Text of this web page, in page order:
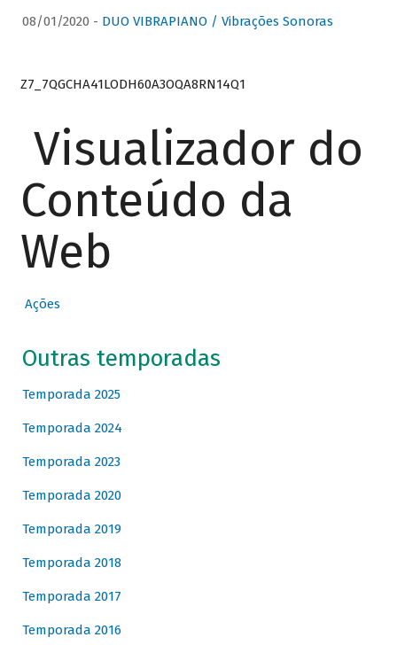
08/01/2020 - DUO VIBRAPIANO / Vibrações Sonoras
Z7_7QGCHA41LODH60A3OQA8RN14Q1
Visualizador do
Conteúdo da
Web
Ações
Outras temporadas
Temporada 2025
Temporada 2024
Temporada 2023
Temporada 2020
Temporada 2019
Temporada 2018
Temporada 2017
Temporada 2016